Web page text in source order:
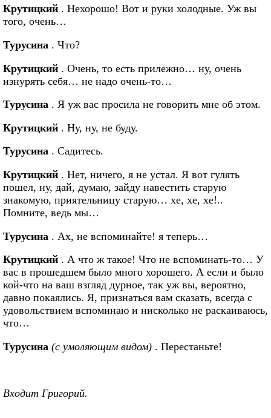
Крутицкий . Нехорошо! Вот и руки холодные. Уж вы
того, очень…
Турусина . Что?
Крутицкий . Очень, то есть прилежно… ну, очень
изнурять себя… не надо очень-то…
Турусина . Я уж вас просила не говорить мне об этом.
Крутицкий . Ну, ну, не буду.
Турусина . Садитесь.
Крутицкий . Нет, ничего, я не устал. Я вот гулять
пошел, ну, дай, думаю, зайду навестить старую
знакомую, приятельницу старую… хе, хе, хе!..
Помните, ведь мы…
Турусина . Ах, не вспоминайте! я теперь…
Крутицкий . А что ж такое! Что не вспоминать-то… У
вас в прошедшем было много хорошего. А если и было
кой-что на ваш взгляд дурное, так уж вы, вероятно,
давно покаялись. Я, признаться вам сказать, всегда с
удовольствием вспоминаю и нисколько не раскаиваюсь,
что…
Турусина (с умоляющим видом) . Перестаньте!
Входит Григорий.